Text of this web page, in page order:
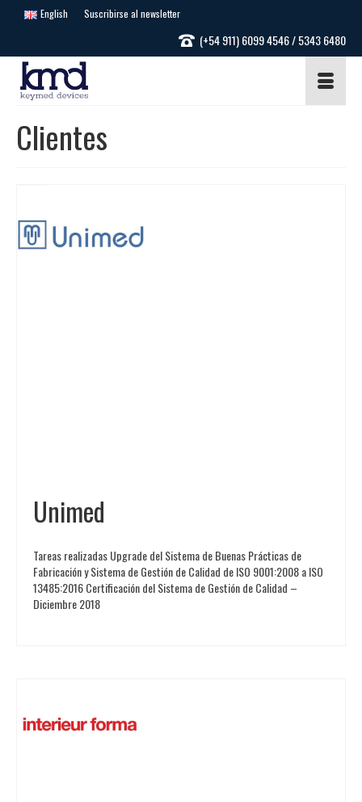
English Suscribirse al newsletter
(+54 911) 6099 4546 / 5343 6480
Clientes
Unimed
Tareas realizadas Upgrade del Sistema de Buenas Prácticas de
Fabricación y Sistema de Gestión de Calidad de ISO 9001:2008 a ISO
13485:2016 Certificación del Sistema de Gestión de Calidad –
Diciembre 2018